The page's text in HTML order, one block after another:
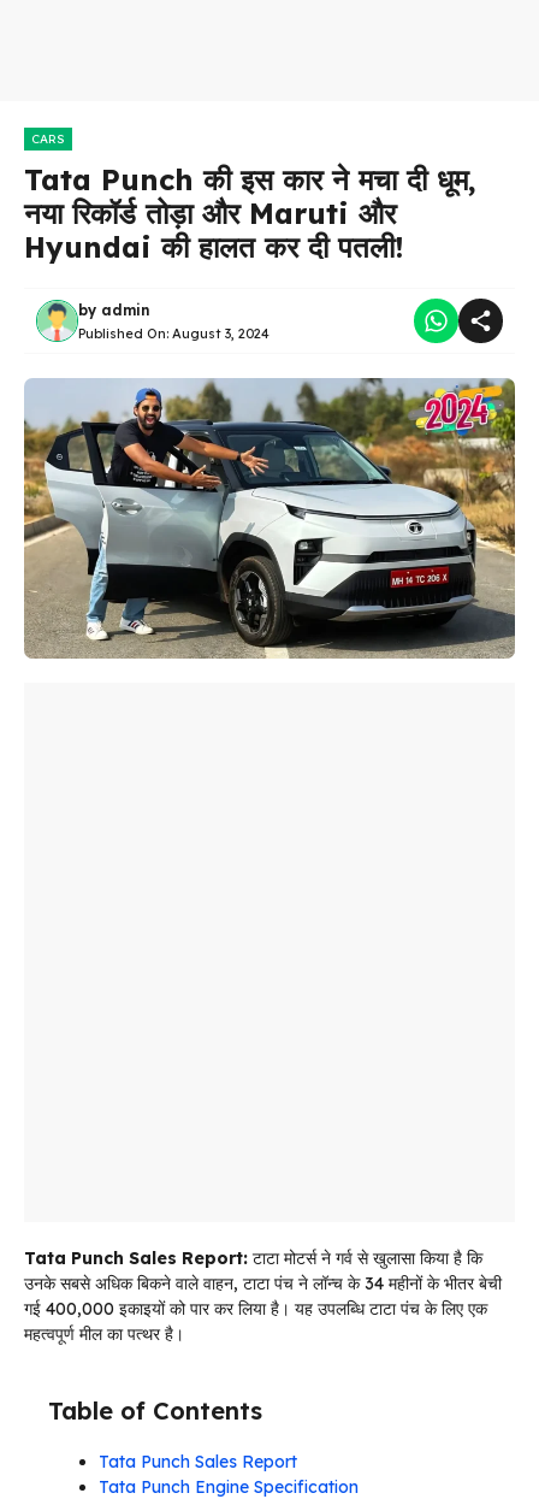
CARS
Tata Punch की इस कार ने मचा दी धूम,
नया रिकॉर्ड तोड़ा और Maruti और
Hyundai की हालत कर दी पतली!
by admin
Published On: August 3, 2024
Tata Punch Sales Report: टाटा मोटर्स ने गर्व से खुलासा किया है कि
उनके सबसे अधिक बिकने वाले वाहन, टाटा पंच ने लॉन्च के 34 महीनों के भीतर बेची
गई 400,000 इकाइयों को पार कर लिया है। यह उपलब्धि टाटा पंच के लिए एक
महत्वपूर्ण मील का पत्थर है।
Table of Contents
Tata Punch Sales Report
Tata Punch Engine Specification